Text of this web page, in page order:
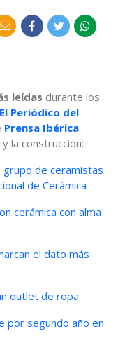
leídas durante los
El Periódico del
Prensa Ibérica
la construcción:
de ceramistas
de Cerámica
cerámica con alma
el dato más
outlet de ropa
por segundo año en